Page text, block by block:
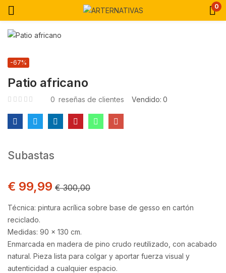
0
Patio africano
-67%
0 reseñas de clientes Vendido: 0
Subastas
€ 99,99 €300,00
Técnica: pintura acrílica sobre base de gesso en cartón
reciclado.
Medidas: 90 x 130 cm.
Enmarcada en madera de pino crudo reutilizado, con acabado
natural. Pieza lista para colgar y aportar fuerza visual y
autenticidad a cualquier espacio.